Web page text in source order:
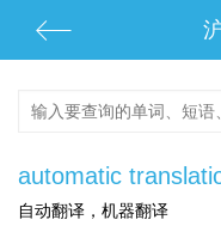
automatic
自动翻译，机器翻译